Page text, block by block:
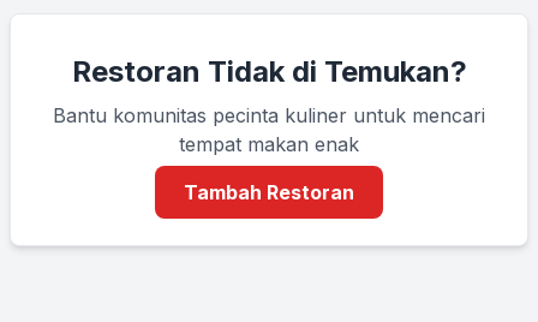
Restoran Tidak di Temukan?
Bantu komunitas pecinta kuliner untuk mencari
tempat makan enak
Tambah Restoran